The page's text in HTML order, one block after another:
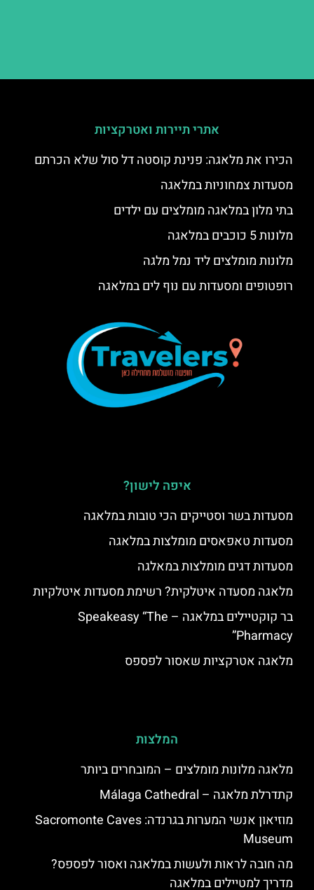
אתרי תיירות ואטרקציות
הכירו את מלאגה: פנינת קוסטה דל סול שלא הכרתם
מסעדות צמחוניות במלאגה
בתי מלון במלאגה מומלצים עם ילדים
מלונות 5 כוכבים במלאגה
מלונות מומלצים ליד נמל מלגה
רופטופים ומסעדות עם נוף לים במלאגה
איפה לישון?
מסעדות בשר וסטייקים הכי טובות במלאגה
מסעדות טאפאסים מומלצות במלאגה
מסעדות דגים מומלצות במאלגה
מלאגה מסעדה איטלקית? רשימת מסעדות איטלקיות
בר קוקטיילים במלאגה – Speakeasy “The
Pharmacy”
מלאגה אטרקציות שאסור לפספס
המלצות
מלאגה מלונות מומלצים – המובחרים ביותר
קתדרלת מלאגה – Málaga Cathedral
מוזיאון אנשי המערות בגרנדה: Sacromonte Caves
Museum
מה חובה לראות ולעשות במלאגה ואסור לפספס?
מדריך למטיילים במלאגה